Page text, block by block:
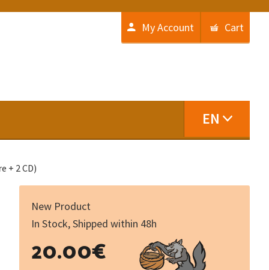
My Account Cart
EN
+ 2 CD)
New Product
In Stock, Shipped within 48h
20.00€
Tròba